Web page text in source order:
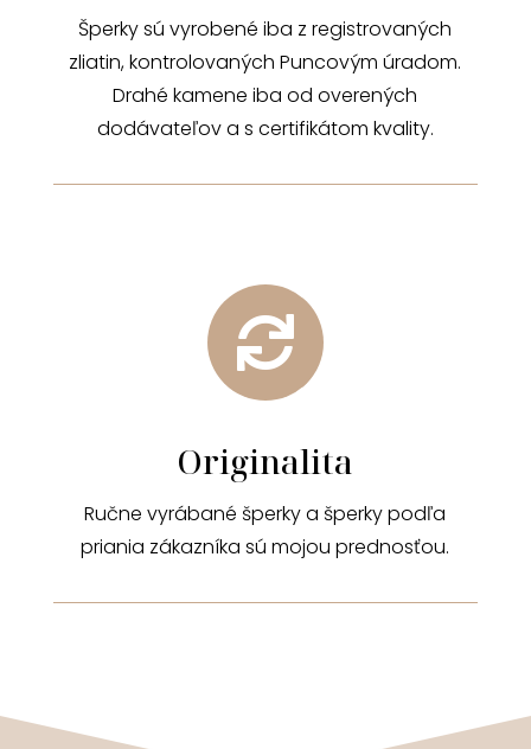
Šperky sú vyrobené iba z registrovaných
zliatin, kontrolovaných Puncovým úradom.
Drahé kamene iba od overených
dodávateľov a s certifikátom kvality.

Originalita
Ručne vyrábané šperky a šperky podľa
priania zákazníka sú mojou prednosťou.